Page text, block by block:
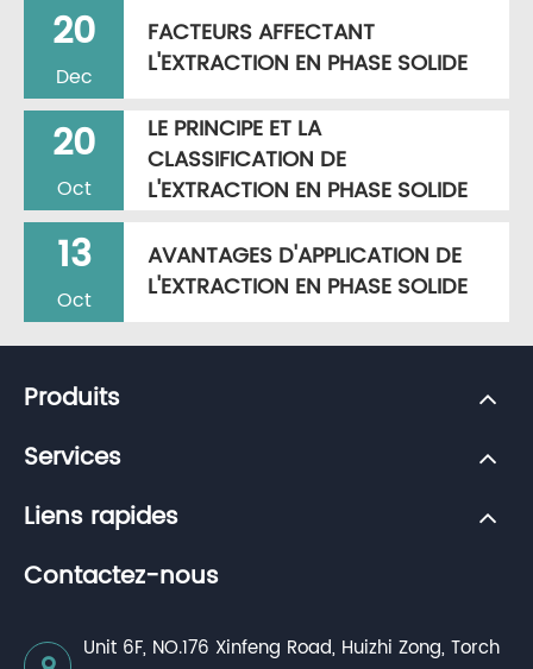
20
Dec
FACTEURS AFFECTANT
L'EXTRACTION EN PHASE SOLIDE
20
Oct
LE PRINCIPE ET LA
CLASSIFICATION DE
L'EXTRACTION EN PHASE SOLIDE
13
Oct
AVANTAGES D'APPLICATION DE
L'EXTRACTION EN PHASE SOLIDE
Produits
Services
Liens rapides
Contactez-nous
Unit 6F, NO.176 Xinfeng Road, Huizhi Zong, Torch